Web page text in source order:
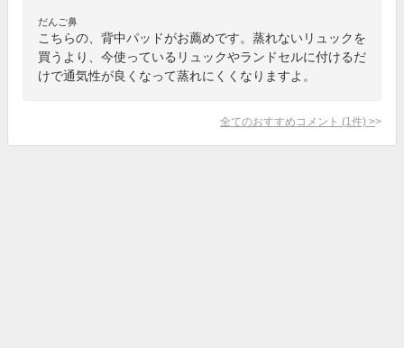
だんご鼻
こちらの、背中パッドがお薦めです。蒸れないリュックを
買うより、今使っているリュックやランドセルに付けるだ
けで通気性が良くなって蒸れにくくなりますよ。
全てのおすすめコメント (1 件) >